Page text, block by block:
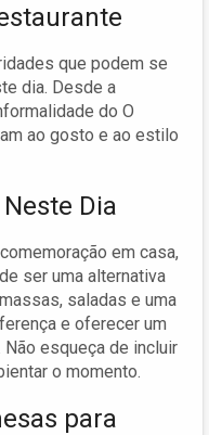
que podem se
dia. Desde a
do O
ao gosto e ao estilo
Dia
em casa,
ser uma alternativa
saladas e uma
e oferecer um
esqueça de incluir
o momento.
para